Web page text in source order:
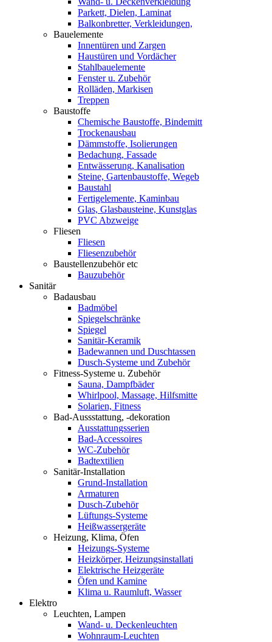
Parkett, Dielen, Laminat
Balkonbretter, Verkleidungen,
Bauelemente
Innentüren und Zargen
Haustüren und Vordächer
Stahlbauelemente
Fenster u. Zubehör
Rolläden, Markisen
Treppen
Baustoffe
Chemische Baustoffe, Bindemitt
Trockenausbau
Dämmstoffe, Isolierungen
Bedachung, Fassade
Entwässerung, Kanalisation
Steine, Gartenbaustoffe, Wegeb
Baustahl
Fertigelemente, Kaminbau
Glas, Glasbausteine, Kunstglas
PVC Abzweige
Fliesen
Fliesen
Fliesenzubehör
Baustellenzubehör etc
Bauzubehör
Sanitär
Badausbau
Badmöbel
Spiegelschränke
Spiegel
Sanitär-Keramik
Badewannen und Duschtassen
Dusch-Systeme und Zubehör
Fitness-Systeme u. Zubehör
Sauna, Dampfbäder
Whirlpool, Massage, Hilfsmitte
Solarien, Fitness
Bad-Aussstattung, -dekoration
Ausstattungsserien
Bad-Accessoires
WC-Zubehör
Badtextilien
Sanitär-Installation
Grund-Installation
Armaturen
Dusch-Zubehör
Lüftungs-Systeme
Heißwassergeräte
Heizung, Klima, Öfen
Heizungs-Systeme
Heizkörper, Heizungsinstallati
Elektrische Heizgeräte
Öfen und Kamine
Klima u. Raumluft, Wasser
Elektro
Leuchten, Lampen
Wand- u. Deckenleuchten
Wohnraum-Leuchten